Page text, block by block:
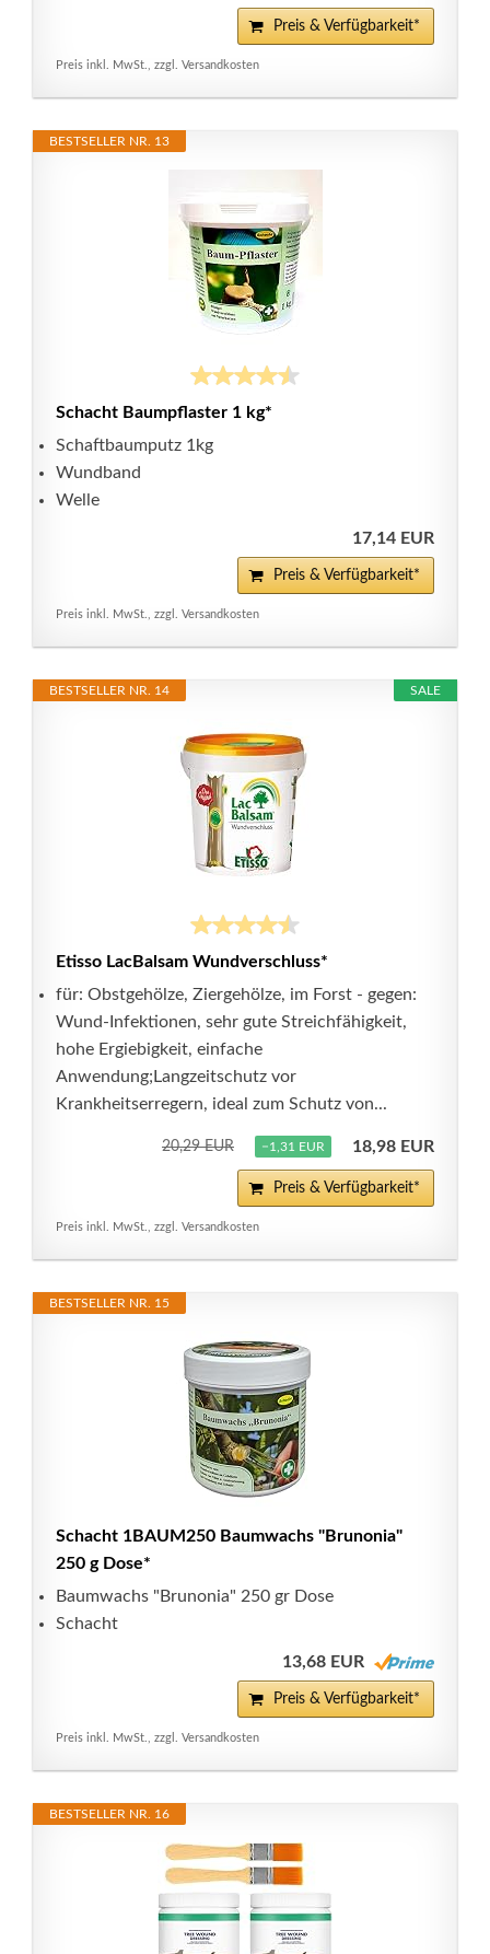
Preis & Verfügbarkeit*
Preis inkl. MwSt., zzgl. Versandkosten
BESTSELLER NR. 13
Schacht Baumpflaster 1 kg*
Schaftbaumputz 1kg
Wundband
Welle
17,14 EUR
Preis & Verfügbarkeit*
Preis inkl. MwSt., zzgl. Versandkosten
SALE
BESTSELLER NR. 14
Etisso LacBalsam Wundverschluss*
für: Obstgehölze, Ziergehölze, im Forst - gegen:
Wund-Infektionen, sehr gute Streichfähigkeit,
hohe Ergiebigkeit, einfache
Anwendung;Langzeitschutz vor
Krankheitserregern, ideal zum Schutz von...
20,29 EUR −1,31 EUR 18,98 EUR
Preis & Verfügbarkeit*
Preis inkl. MwSt., zzgl. Versandkosten
BESTSELLER NR. 15
Schacht 1BAUM250 Baumwachs "Brunonia"
250 g Dose*
Baumwachs "Brunonia" 250 gr Dose
Schacht
13,68 EUR
Preis & Verfügbarkeit*
Preis inkl. MwSt., zzgl. Versandkosten
BESTSELLER NR. 16